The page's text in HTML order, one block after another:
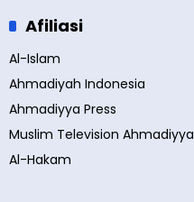
Afiliasi
Al-Islam
Ahmadiyah Indonesia
Ahmadiyya Press
Muslim Television Ahmadiyya
Al-Hakam